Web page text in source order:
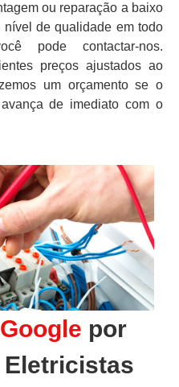
ou reparação a baixo
de qualidade em todo
pode contactar-nos.
preços ajustados ao
um orçamento se o
de imediato com o
Google por